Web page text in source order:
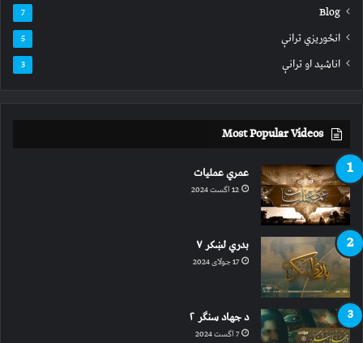
Blog
7
انځوریزي ترانې 5
اناشید او ترانې 3
Most Popular Videos
عمري عملیات
12 اگست 2024
بدري لښکر ۷
17 جولای 2024
د جهاد سنګر ۲
7 اگست 2024